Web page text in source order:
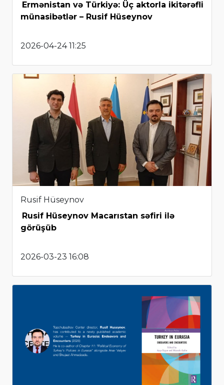
Ermənistan və Türkiyə: Üç aktorla ikitərəfli
münasibətlər – Rusif Hüseynov
2026-04-24 11:25
Rusif Hüseynov
Rusif Hüseynov Macarıstan səfiri ilə
görüşüb
2026-03-23 16:08